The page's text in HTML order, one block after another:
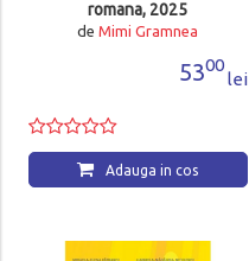
romana, 2025
deMimi Gramnea
5300
lei
Adauga in cos